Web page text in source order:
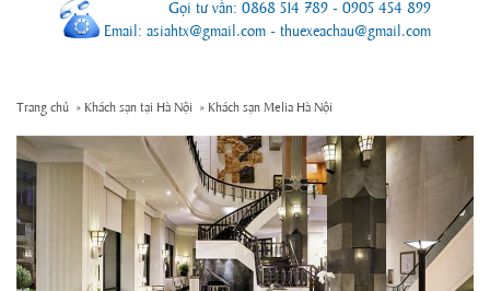
Gọi tư vấn: 0868 514 789 - 0905 454 899
Email: asiahtx@gmail.com - thuexeachau@gmail.com
Trang chủ » Khách sạn tại Hà Nội » Khách sạn Melia Hà Nội